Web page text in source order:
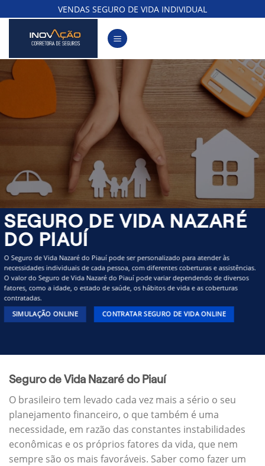
to
content
VENDAS SEGURO DE VIDA INDIVIDUAL
SEGURO DE VIDA NAZARÉ
DO PIAUÍ
O Seguro de Vida Nazaré do Piauí pode ser personalizado para atender às
necessidades individuais de cada pessoa, com diferentes coberturas e assistências.
O valor do Seguro de Vida Nazaré do Piauí pode variar dependendo de diversos
fatores, como a idade, o estado de saúde, os hábitos de vida e as coberturas
contratadas.
SIMULAÇÃO ONLINE CONTRATAR SEGURO DE VIDA ONLINE
Seguro de Vida Nazaré do Piauí
O brasileiro tem levado cada vez mais a sério o seu
planejamento financeiro, o que também é uma
necessidade, em razão das constantes instabilidades
econômicas e os próprios fatores da vida, que nem
sempre são os mais favoráveis. Saber como fazer um